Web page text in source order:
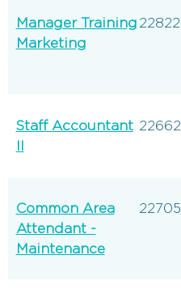
Manager Training
Marketing
22822
Staff Accountant
II
22662
Common Area
Attendant -
Maintenance
22705